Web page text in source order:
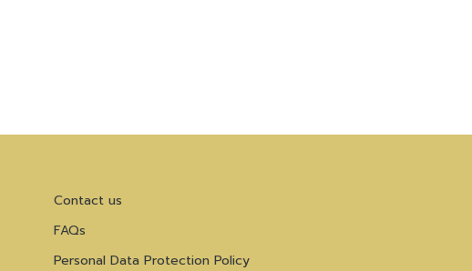
Contact us
FAQs
Personal Data Protection Policy